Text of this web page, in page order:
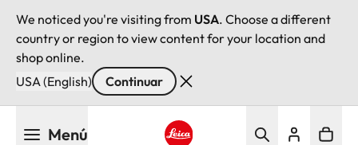
We noticed you're visiting from USA. Choose a different
country or region to view content for your location and
shop online.
USA (English)
Continuar
Menú